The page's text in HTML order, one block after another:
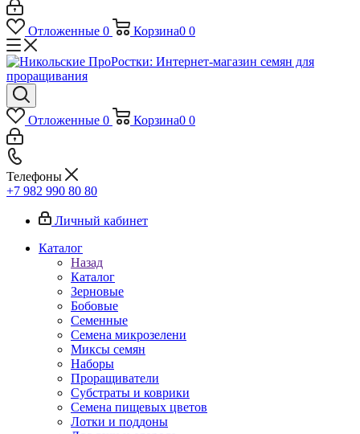
Отложенные 0 Корзина0 0
Отложенные 0 Корзина0 0
Телефоны
+7 982 990 80 80
Личный кабинет
Каталог
Назад
Каталог
Зерновые
Бобовые
Семенные
Семена микрозелени
Миксы семян
Наборы
Проращиватели
Субстраты и коврики
Семена пищевых цветов
Лотки и поддоны